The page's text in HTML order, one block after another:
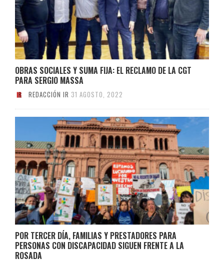
OBRAS SOCIALES Y SUMA FIJA: EL RECLAMO DE LA CGT
PARA SERGIO MASSA
REDACCIÓN IR 31 AGOSTO, 2022
POR TERCER DÍA, FAMILIAS Y PRESTADORES PARA
PERSONAS CON DISCAPACIDAD SIGUEN FRENTE A LA
ROSADA